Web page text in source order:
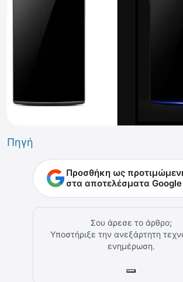
Πηγή
Προσθήκη ως
στα αποτελέσματα Google
Σου άρεσε το άρθρο;
Υποστήριξε την ανεξάρτητη
ενημέρωση.